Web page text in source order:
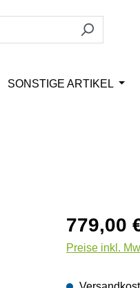
SONSTIGE ARTIKEL
Regulärer
779,00
Preise inkl.